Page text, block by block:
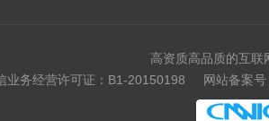
高资质高品质的互联
业务经营许可证：B1-20150198
网站备案